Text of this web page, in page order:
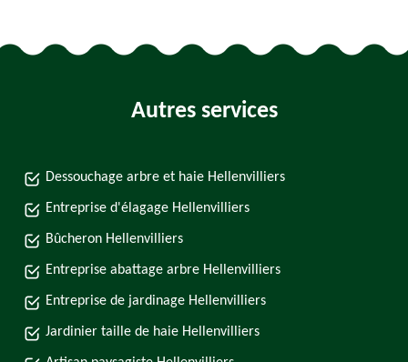
Autres services
Dessouchage arbre et haie Hellenvilliers
Entreprise d'élagage Hellenvilliers
Bûcheron Hellenvilliers
Entreprise abattage arbre Hellenvilliers
Entreprise de jardinage Hellenvilliers
Jardinier taille de haie Hellenvilliers